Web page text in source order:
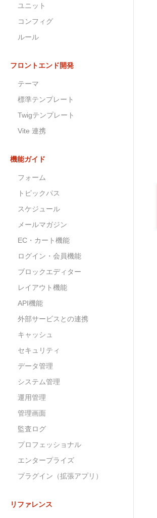
ユニット
コンフィグ
ルール
フロントエンド開発
テーマ
標準テンプレート
Twigテンプレート
Vite 連携
機能ガイド
フォーム
トピックパス
スケジュール
メールマガジン
EC・カート機能
ログイン・会員機能
ブロックエディター
レイアウト機能
API機能
外部サービスとの連携
キャッシュ
セキュリティ
データ管理
システム管理
運用管理
管理画面
監査ログ
プロフェッショナル
エンタープライズ
プラグイン（拡張アプリ）
リファレンス